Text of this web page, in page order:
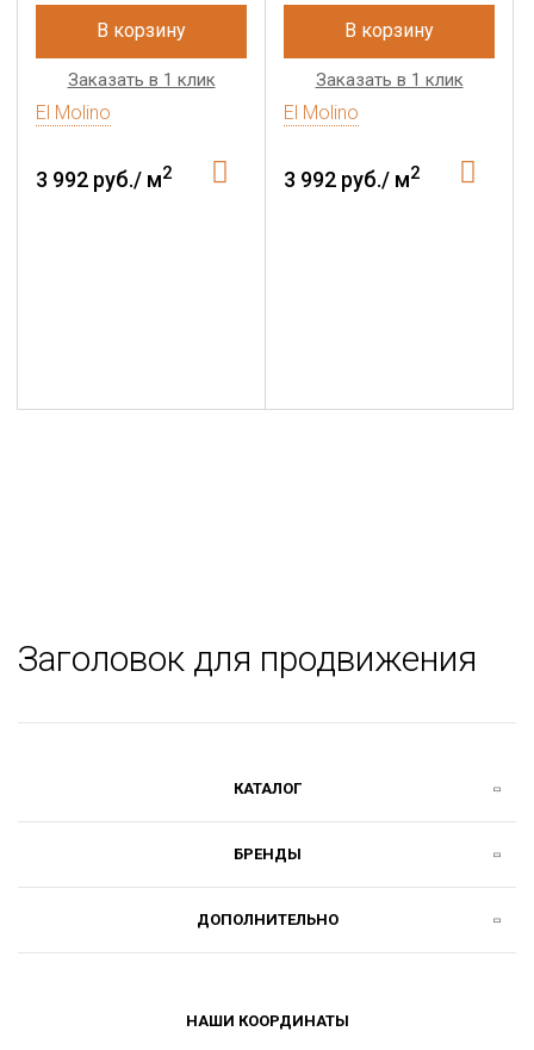
В корзину
Заказать в 1 клик
El Molino
3 992 руб./ м2
В корзину
Заказать в 1 клик
El Molino
3 992 руб./ м2
Заголовок для продвижения
КАТАЛОГ
БРЕНДЫ
ДОПОЛНИТЕЛЬНО
НАШИ КООРДИНАТЫ